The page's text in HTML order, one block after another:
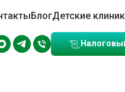
БлогДетские